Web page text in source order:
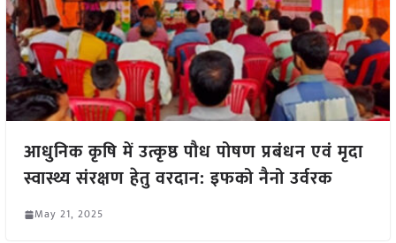
आधुनिक कृषि में उत्कृष्ठ पौध पोषण प्रबंधन एवं मृदा
स्वास्थ्य संरक्षण हेतु वरदान: इफको नैनो उर्वरक
May 21, 2025